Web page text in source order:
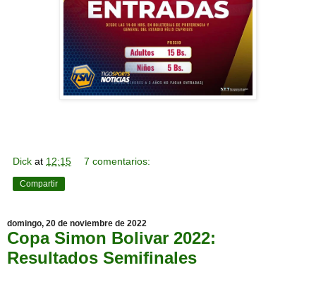
Dick at 12:15 7 comentarios:
Compartir
domingo, 20 de noviembre de 2022
Copa Simon Bolivar 2022:
Resultados Semifinales